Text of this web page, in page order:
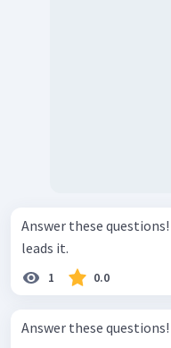
Answer these questions! Great Britain is a kingdom. A ____
leads it.
1 0.0